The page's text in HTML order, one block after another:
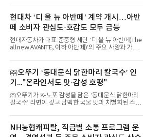
디교육, 대교, 디지
이 순으로 뒤를 이었다.7일 한국기업평판연구소(소장
구창환)는 산업통상자원부 공공기관 41개 브랜드를
대상으로 지난 7월 7일부터 8월 7일까지 수집된 소비
자 빅데이터 91,102,549건을 분석한 결과, 한국전력
공사가 브랜드평판지수 10,670,633을 기록하며 8월
1위에 올랐다고 밝혔다. 분석에 활용된 빅데이터는 지
난 7월(88,893,823건) 대비 2.48% 증가한 수치다.연
수력원자력, 한국석
현대차 ‘디 올 뉴 아반떼’ 계약 개시…아반
떼 소비자 관심도·호감도 모두 급등
현대자동차가 대표 준중형 세단 ‘디 올 뉴 아반떼(The
all new AVANTE, 이하 아반떼)’의 주요 사양과 가격
떼는 6년 만에 선보이는 8세대 완전변경 모델로, ▲정
교한 선과 면을 중심으로 완성한 파격적인 디자인 ▲
과거 중형 세단 수준으로 확대된 차체 제원 ▲글로벌
최고 수준의 안전성 ▲성능과 효율을 동시에 높인 주
행 완성도 ▲첨단 편의 및 디지털 사양 적용 등을 통해
글로벌 준중형 세단의 새로운 기준을 세웠다.아반떼
는 가솔린 2.0과 1.6 하이브리드 두 가지 파워트레인
넘
㈜오뚜기 ‘동대문식 닭한마리 칼국수’ 인
기..."온라인서도 맛·감성 호평"
㈜오뚜기가 K-노포 감성을 담은 ‘동대문식 닭한마리
칼국수’ 라면이 깊고 담백한 국물 맛과 차별화된 스토
혔다.‘동대문식 닭한마리 칼국수’는 예상을 뛰어넘는
소비자 호응에 힘입어 지난 7월 13일 첫 선을 보인 지
단 18일 만에 누적 판매량 50만 개를 돌파하는 성과를
NH농협캐피탈, 직급별 소통 프로그램 운